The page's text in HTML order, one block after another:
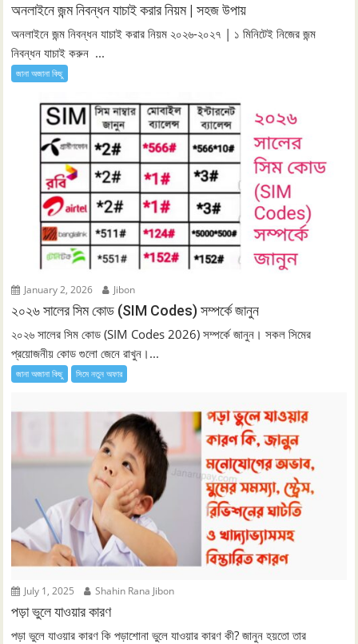
অনলাইনে জন্ম নিবন্ধন যাচাই করার নিয়ম | সহজ উপায়
অনলাইনে জন্ম নিবন্ধন যাচাই করার নিয়ম ২০২৬-২০২৭ | ১ মিনিটেই নিজের জন্ম
নিবন্ধন যাচাই করুন ...
জানা অজানা কিছু
January 2, 2026 Jibon
২০২৬ সালের সিম কোড (SIM Codes) সম্পর্কে জানুন
২০২৬ সালের সিম কোড (SIM Codes 2026) সম্পর্কে জানুন। সকল সিমের
প্রয়োজনীয় কোড গুলো জেনে রাখুন।...
জানা অজানা কিছু সিমে নতুন ‍অফার
July 1, 2025 Shahin Rana Jibon
পড়া ভুলে যাওয়ার কারণ
পড়া ভুলে যাওয়ার কারণ কি পড়াশোনা ভুলে যাওয়ার কারণ কী? জানুন হয়তো তার